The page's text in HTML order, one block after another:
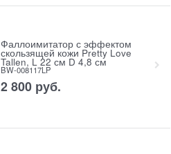
Фаллоимитатор с эффектом
скользящей кожи Pretty Love
Tallen, L 22 см D 4,8 см
BW-008117LP
2 800 руб.